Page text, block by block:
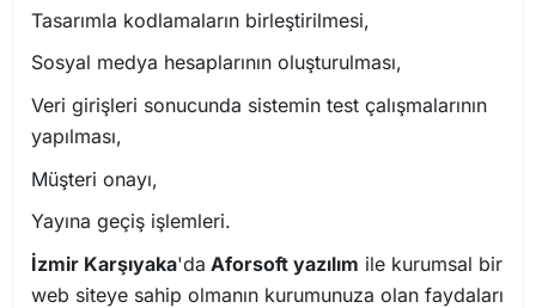
Tasarımla kodlamaların birleştirilmesi,
Sosyal medya hesaplarının oluşturulması,
Veri girişleri sonucunda sistemin test çalışmalarının
yapılması,
Müşteri onayı,
Yayına geçiş işlemleri.
İzmir Karşıyaka'da Aforsoft yazılım ile kurumsal bir
web siteye sahip olmanın kurumunuza olan faydaları